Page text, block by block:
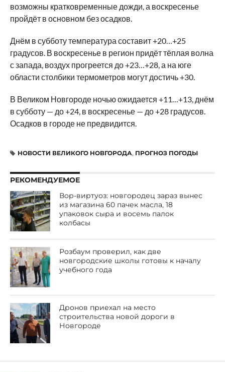
возможны кратковременные дожди, а воскресенье
пройдёт в основном без осадков.
Днём в субботу температура составит +20…+25
градусов. В воскресенье в регион придёт тёплая волна
с запада, воздух прогреется до +23…+28, а на юге
области столбики термометров могут достичь +30.
В Великом Новгороде ночью ожидается +11…+13, днём
в субботу — до +24, в воскресенье — до +28 градусов.
Осадков в городе не предвидится.
НОВОСТИ ВЕЛИКОГО НОВГОРОДА, ПРОГНОЗ ПОГОДЫ
РЕКОМЕНДУЕМОЕ
Вор-виртуоз: новгородец зараз вынес
из магазина 60 пачек масла, 18
упаковок сыра и восемь палок
колбасы
Розбаум проверил, как две
новгородские школы готовы к началу
учебного года
Дронов приехал на место
строительства новой дороги в
Новгороде